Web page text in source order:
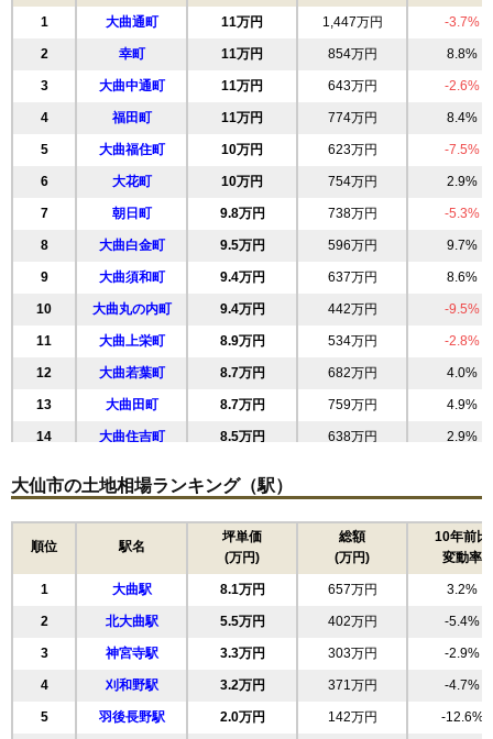
1 大曲通町 11万円 1,447万円 -3.7%
2 幸町 11万円 854万円 8.8%
3 大曲中通町 11万円 643万円 -2.6%
4 福田町 11万円 774万円 8.4%
5 大曲福住町 10万円 623万円 -7.5%
6 大花町 10万円 754万円 2.9%
7 朝日町 9.8万円 738万円 -5.3%
8 大曲白金町 9.5万円 596万円 9.7%
9 大曲須和町 9.4万円 637万円 8.6%
10 大曲丸の内町 9.4万円 442万円 -9.5%
11 大曲上栄町 8.9万円 534万円 -2.8%
12 大曲若葉町 8.7万円 682万円 4.0%
13 大曲田町 8.7万円 759万円 4.9%
14 大曲住吉町 8.5万円 638万円 2.9%
16 大曲上大町 8.3万円 595万円 -2.4%
8.2万円 543万円 9.0%
8.2万円 567万円 5.2%
19 大曲船場町 8.2万円 640万円 4.4%
20 若竹町 8.1万円 725万円 4.3%
21 富士見町 7.9万円 1,223万円 5.0%
22 花館中町 7.7万円 690万円 6.0%
23 大曲栄町 7.6万円 581万円 6.4%
大仙市の土地相場ランキング（駅）
順位 駅名
坪単価
(万円)
総額
(万円)
10年前比
変動率
1 大曲駅 8.1万円 657万円 3.2%
2 北大曲駅 5.5万円 402万円 -5.4%
3 神宮寺駅 3.3万円 303万円 -2.9%
4 刈和野駅 3.2万円 371万円 -4.7%
5 羽後長野駅 2.0万円 142万円 -12.6%